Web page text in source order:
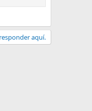
y para
a
aquí.